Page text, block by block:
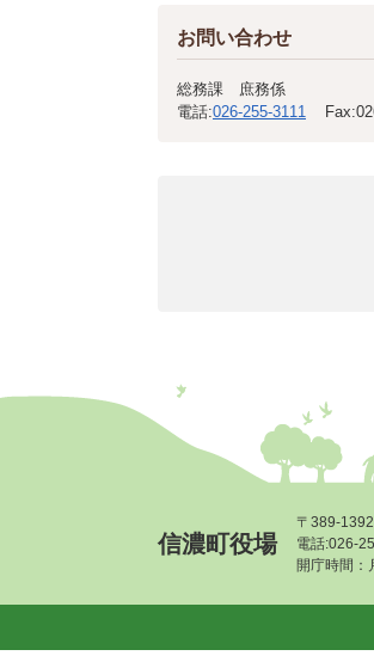
お問い合わせ
総務課 庶務係
電話:026-255-3111 Fax:
信濃町役場
〒389-
電話:026-
開庁時間：